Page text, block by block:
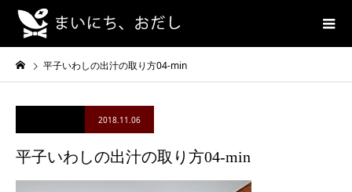
平子いわしの出汁の取り方04-min
2018.11.06
平子いわしの出汁の取り方04-min